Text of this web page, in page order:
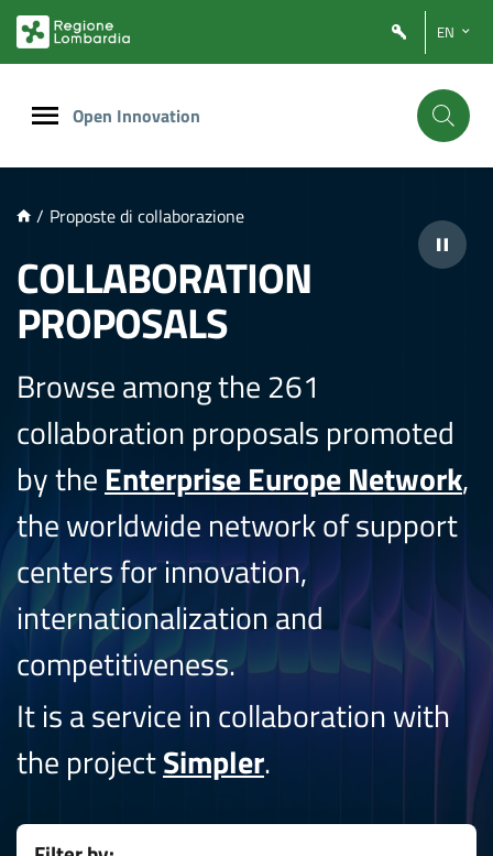
PRINCIPALE
EN
Open Innovation
/ Proposte di collaborazione
COLLABORATION
PROPOSALS
Browse among the 261
collaboration proposals promoted
by the Enterprise Europe Network,
the worldwide network of support
centers for innovation,
internationalization and
competitiveness.
It is a service in collaboration with
the projectSimpler.